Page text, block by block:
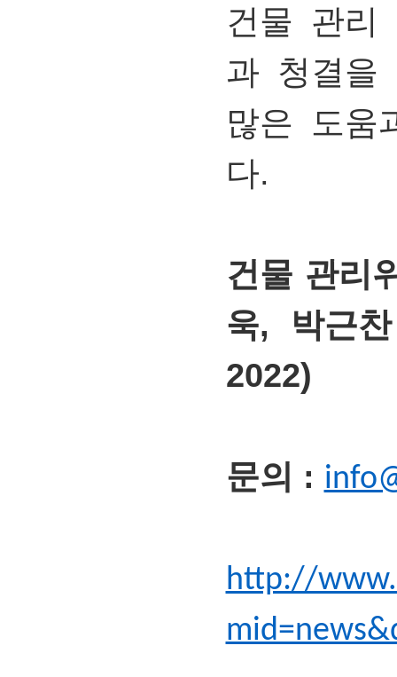
건물 관리
과 청결을
많은
도움
다.
건물 관리
욱, 박근찬
2022)
문의 :
http://